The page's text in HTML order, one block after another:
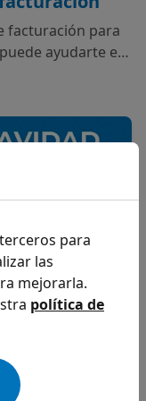
facturación para
ayudarte en
para
las
mejorarla.
política de